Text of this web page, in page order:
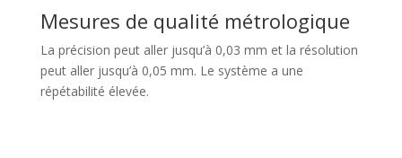
Mesures de qualité métrologique
La précision peut aller jusqu’à 0,03 mm et la résolution
peut aller jusqu’à 0,05 mm. Le système a une
répétabilité élevée.